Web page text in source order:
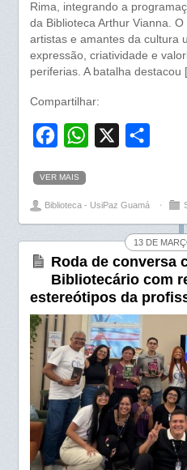
Rima, integrando a
da Biblioteca Arthur Vianna.
artistas e amantes da cultura
expressão, criatividade e
periferias. A batalha destacou
Compartilhar:
c
e
o
o
k
W
t
A
p
p
e
VER MAIS
Biblioteca - UsiPaz Guamá ⋅
13 DE
Roda de conversa
Bibliotecário com
estereótipos da